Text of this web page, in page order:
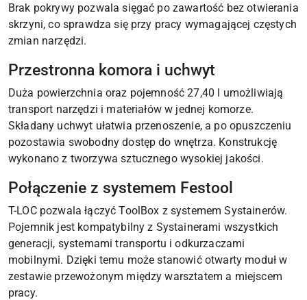
Brak pokrywy pozwala sięgać po zawartość bez otwierania
skrzyni, co sprawdza się przy pracy wymagającej częstych
zmian narzędzi.
Przestronna komora i uchwyt
Duża powierzchnia oraz pojemność 27,40 l umożliwiają
transport narzędzi i materiałów w jednej komorze.
Składany uchwyt ułatwia przenoszenie, a po opuszczeniu
pozostawia swobodny dostęp do wnętrza. Konstrukcję
wykonano z tworzywa sztucznego wysokiej jakości.
Połączenie z systemem Festool
T-LOC pozwala łączyć ToolBox z systemem Systainerów.
Pojemnik jest kompatybilny z Systainerami wszystkich
generacji, systemami transportu i odkurzaczami
mobilnymi. Dzięki temu może stanowić otwarty moduł w
zestawie przewożonym między warsztatem a miejscem
pracy.